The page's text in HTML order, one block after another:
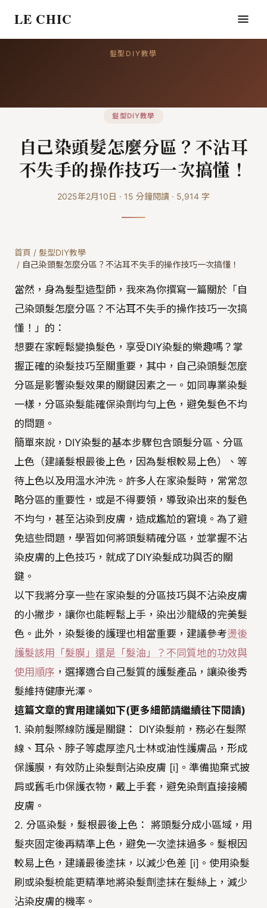
LE CHIC
髮型DIY教學
髮型DIY教學
自己染頭髮怎麼分區？不沾耳
不失手的操作技巧一次搞懂！
2025年2月10日 · 15 分鐘閱讀 · 5,914 字
首頁 / 髮型DIY教學
/ 自己染頭髮怎麼分區？不沾耳不失手的操作技巧一次搞懂！
當然，身為髮型造型師，我來為你撰寫一篇關於「自
己染頭髮怎麼分區？不沾耳不失手的操作技巧一次搞
懂！」的：
想要在家輕鬆變換髮色，享受DIY染髮的樂趣嗎？掌
握正確的染髮技巧至關重要，其中，自己染頭髮怎麼
分區是影響染髮效果的關鍵因素之一。如同專業染髮
一樣，分區染髮能確保染劑均勻上色，避免髮色不均
的問題。
簡單來說，DIY染髮的基本步驟包含頭髮分區、分區
上色（建議髮根最後上色，因為髮根較易上色）、等
待上色以及用溫水沖洗。許多人在家染髮時，常常忽
略分區的重要性，或是不得要領，導致染出來的髮色
不均勻，甚至沾染到皮膚，造成尷尬的窘境。為了避
免這些問題，學習如何將頭髮精確分區，並掌握不沾
染皮膚的上色技巧，就成了DIY染髮成功與否的關
鍵。
以下我將分享一些在家染髮的分區技巧與不沾染皮膚
的小撇步，讓你也能輕鬆上手，染出沙龍級的完美髮
色。此外，染髮後的護理也相當重要，建議參考燙後
護髮該用「髮膜」還是「髮油」？不同質地的功效與
使用順序 ，選擇適合自己髮質的護髮產品，讓染後秀
髮維持健康光澤。
這篇文章的實用建議如下(更多細節請繼續往下閱讀)
1. 染前髮際線防護是關鍵： DIY染髮前，務必在髮際
線、耳朵、脖子等處厚塗凡士林或油性護膚品，形成
保護膜，有效防止染髮劑沾染皮膚 [i]。準備拋棄式披
肩或舊毛巾保護衣物，戴上手套，避免染劑直接接觸
皮膚。
2. 分區染髮，髮根最後上色： 將頭髮分成小區域，用
髮夾固定後再精準上色，避免一次塗抹過多。髮根因
較易上色，建議最後塗抹，以減少色差 [i]。使用染髮
刷或染髮梳能更精準地將染髮劑塗抹在髮絲上，減少
沾染皮膚的機率。